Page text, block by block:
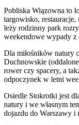
Pobliska Wiązowna to
targowisko,
leży rodzinny park
weekendowe wypady z
Dla miłośników natury
Duchnowskie
rower czy spacery, a
odpoczynek w letni
Osiedle Stokrotki jest
natury i we własnym
dojazdu do Warszawy i